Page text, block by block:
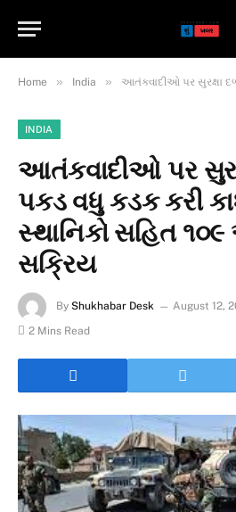
Home » India » આતંકવાદીઓ પર સુરક્ષા દળોએ પકડ વધુ કડક
INDIA
આતંકવાદીઓ પર
પકડ વધુ કડક કરી
સ્થાનિકો સહિત
સક્રિય
By Shukhabar Desk August 12,
2 Mins Read